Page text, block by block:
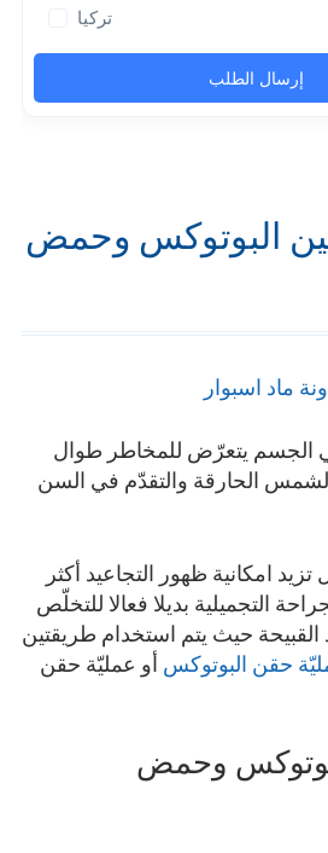
البوتوكس وحمض
ماد اسبوار
الجسم يتعرّض للمخاطر طوال
الحارقة والتقدّم في السن
امكانية ظهور التجاعيد أكثر
التجميلية بديلا فعالا للتخلّص
حيث يتم استخدام طريقتين
حقن البوتوكس أو عمليّة حقن
وحمض